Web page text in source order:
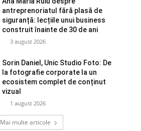
antreprenoriatul fără plasă de
siguranță: lecțiile unui business
construit înainte de 30 de ani
3 august 2026
Sorin Daniel, Unic Studio Foto: De
la fotografie corporate la un
ecosistem complet de conținut
vizual
1 august 2026
Mai multe articole